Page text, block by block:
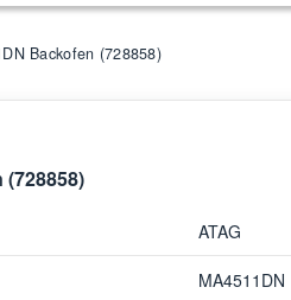
Backofen (728858)
ATAG
MA4511DN